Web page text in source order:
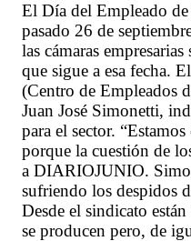
El Día del Empleado
pasado 26 de
las cámaras
que sigue a esa fecha.
(Centro de Empleados
Juan José Simonetti,
para el sector.
porque la cuestión de
a DIARIOJUNIO.
sufriendo los despidos
Desde el sindicato
se producen pero, de